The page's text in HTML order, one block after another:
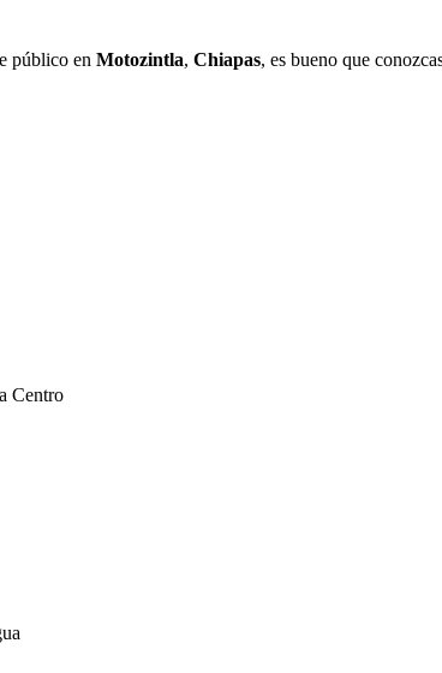
público en Motozintla, Chiapas, es bueno que
Centro